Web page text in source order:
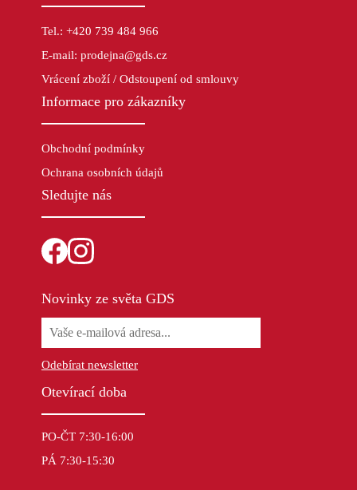
Tel.: +420 739 484 966
E-mail: prodejna@gds.cz
Vrácení zboží / Odstoupení od smlouvy
Informace pro zákazníky
Obchodní podmínky
Ochrana osobních údajů
Sledujte nás
Novinky ze světa GDS
Odebírat newsletter
Otevírací doba
PO-ČT 7:30-16:00
PÁ 7:30-15:30